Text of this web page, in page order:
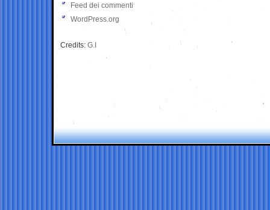
Feed dei commenti
WordPress.org
Credits: G.I